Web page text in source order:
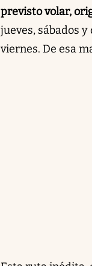
previsto volar,
jueves, sábados
viernes. De esa